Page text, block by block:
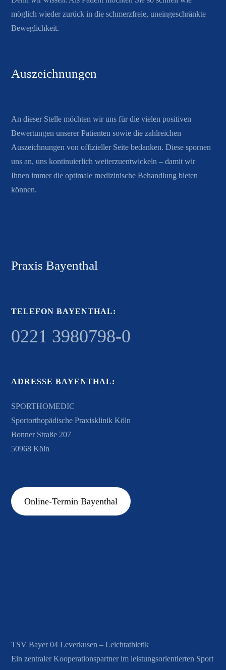
möglich wieder zurück in die schmerzfreie, uneingeschränkte
Beweglichkeit.
Auszeichnungen
An dieser Stelle möchten wir uns für die vielen positiven
Bewertungen unserer Patienten sowie die zahlreichen
Auszeichnungen von offizieller Seite bedanken. Diese spornen
uns an, uns kontinuierlich weiterzuentwickeln – damit wir
Ihnen immer die optimale medizinische Behandlung bieten
können.
Praxis Bayenthal
TELEFON BAYENTHAL:
0221 3980798-0
ADRESSE BAYENTHAL:
SPORTHOMEDIC
Sportorthopädische Praxisklinik Köln
Bonner Straße 207
50968 Köln
Online-Termin Bayenthal
TSV Bayer 04 Leverkusen – Leichtathletik
Ein zentraler Kooperationspartner im leistungsorientierten Sport